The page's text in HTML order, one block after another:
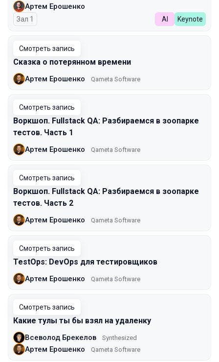
Артем Ерошенко
Зал 1 AI Keynote
Смотреть запись
Сказка о потерянном времени
Артем Ерошенко Qameta Software
Смотреть запись
Воркшоп. Fullstack QA: Разбираемся в зоопарке
тестов. Часть 1
Артем Ерошенко Qameta Software
Смотреть запись
Воркшоп. Fullstack QA: Разбираемся в зоопарке
тестов. Часть 2
Артем Ерошенко Qameta Software
Смотреть запись
TestOps: DevOps для тестировщиков
Артем Ерошенко Qameta Software
Смотреть запись
Какие тулы ты бы взял на удаленку
Всеволод Брекелов Synthesized
Артем Ерошенко Qameta Software